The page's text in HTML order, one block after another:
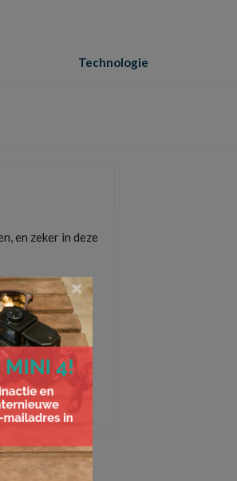
Technologie
en zeker in deze
,financieel, geld ,
×